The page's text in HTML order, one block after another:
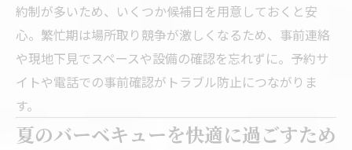
約制が多いため、いくつか候補日を用意しておくと安
心。繁忙期は場所取り競争が激しくなるため、事前連絡
や現地下見でスペースや設備の確認を忘れずに。予約サ
イトや電話での事前確認がトラブル防止につながりま
す。
夏のバーベキューを快適に過ごすため